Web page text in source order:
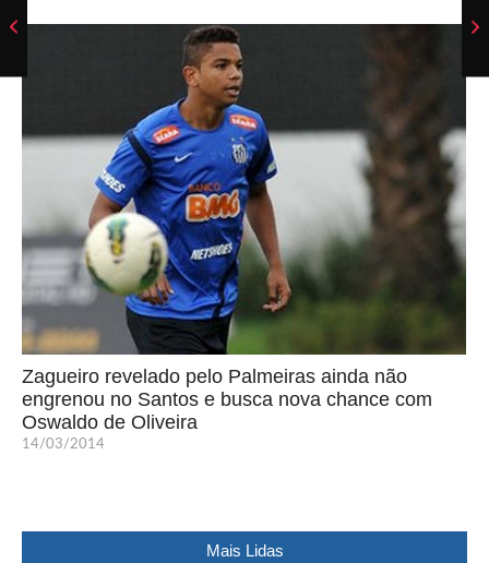
Zagueiro revelado pelo Palmeiras ainda não
engrenou no Santos e busca nova chance com
Oswaldo de Oliveira
14/03/2014
Mais Lidas